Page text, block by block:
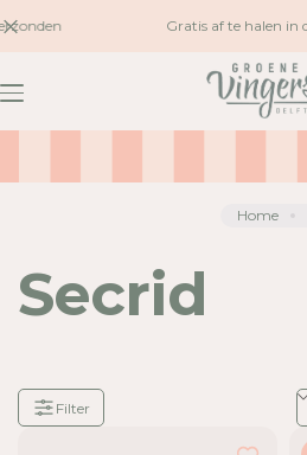
naar
Gratis af te halen in
Home
Secrid
Filter